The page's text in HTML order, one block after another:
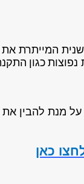
המייתרת את
נפוצותכגון
מנת להבין
כאן